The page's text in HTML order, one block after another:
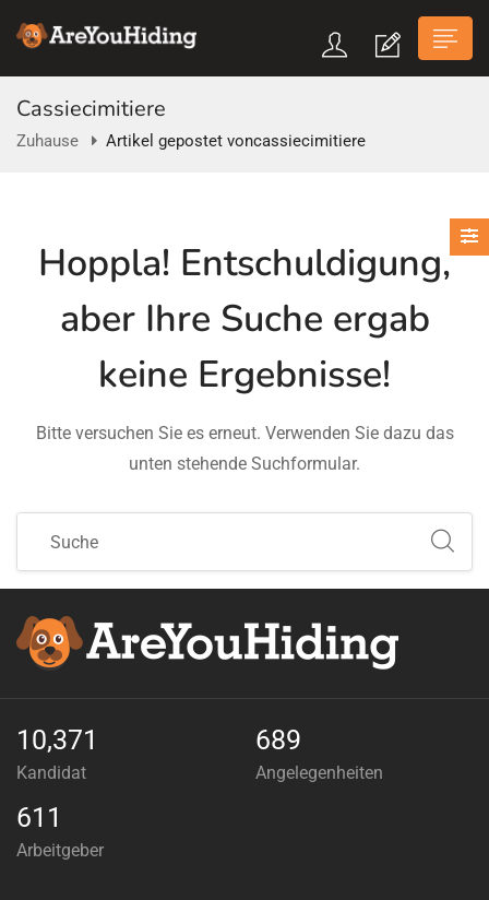
Cassiecimitiere
Zuhause Artikel gepostet voncassiecimitiere
Hoppla! Entschuldigung,
aber Ihre Suche ergab
keine Ergebnisse!
Bitte versuchen Sie es erneut. Verwenden Sie dazu das
unten stehende Suchformular.
10,371
Kandidat
689
Angelegenheiten
611
Arbeitgeber